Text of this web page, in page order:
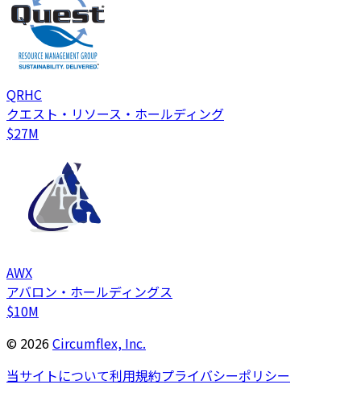
QRHC
クエスト・リソース・ホールディング
$27M
AWX
アバロン・ホールディングス
$10M
© 2026Circumflex, Inc.
当サイトについて利用規約プライバシーポリシー